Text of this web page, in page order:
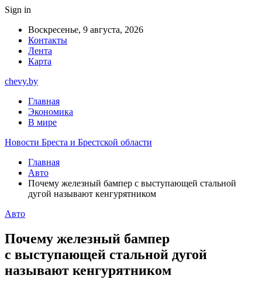
Sign in
Воскресенье, 9 августа, 2026
Контакты
Лента
Карта
chevy.by
Главная
Экономика
В мире
Новости Бреста и Брестской области
Главная
Авто
Почему железный бампер с выступающей стальной
дугой называют кенгурятником
Авто
Почему железный бампер
с выступающей стальной дугой
называют кенгурятником